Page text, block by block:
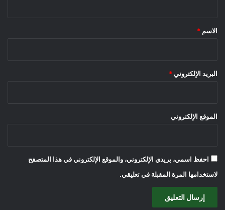
*
الاسم *
البريد الإلكتروني *
الموقع الإلكتروني
احفظ اسمي، بريدي الإلكتروني، والموقع الإلكتروني في هذا المتصفح
لاستخدامها المرة المقبلة في تعليقي.